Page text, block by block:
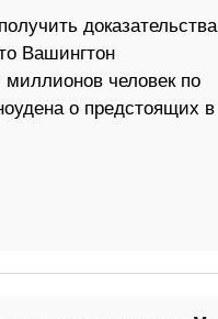
доказательства
Вашингтон
миллионов человек по
о предстоящих в